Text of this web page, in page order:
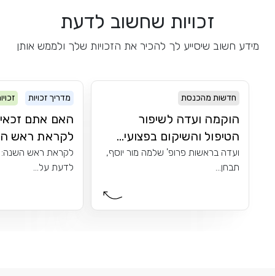
זכויות שחשוב לדעת
מידע חשוב שיסייע לך להכיר את הזכויות שלך ולממש אותן
חדשות מהכנסת
הוקמה ועדה לשיפור
הטיפול והשיקום בפצועי...
ועדה בראשות פרופ' שלמה מור יוסף,
תבחן...
מדריך זכויות
האם אתם
לקראת ראש
לקראת ראש
לדעת על...